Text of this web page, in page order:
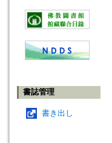
書誌管理
書き出し